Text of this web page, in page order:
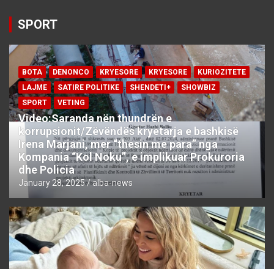
SPORT
BOTA DENONCO KRYESORE KRYESORE
KURIOZITETE
LAJME
SATIRE POLITIKE SHENDETI+
SHOWBIZ
SPORT
VETING
Video:Saranda nën thundrën e
korrupsionit/Zëvëndës kryetarja e bashkisë
Irena Marjani, mer “thesin me para” nga
Kompania “Kol Noku”, e implikuar Prokuroria
dhe Policia
January 28, 2025 alba-news